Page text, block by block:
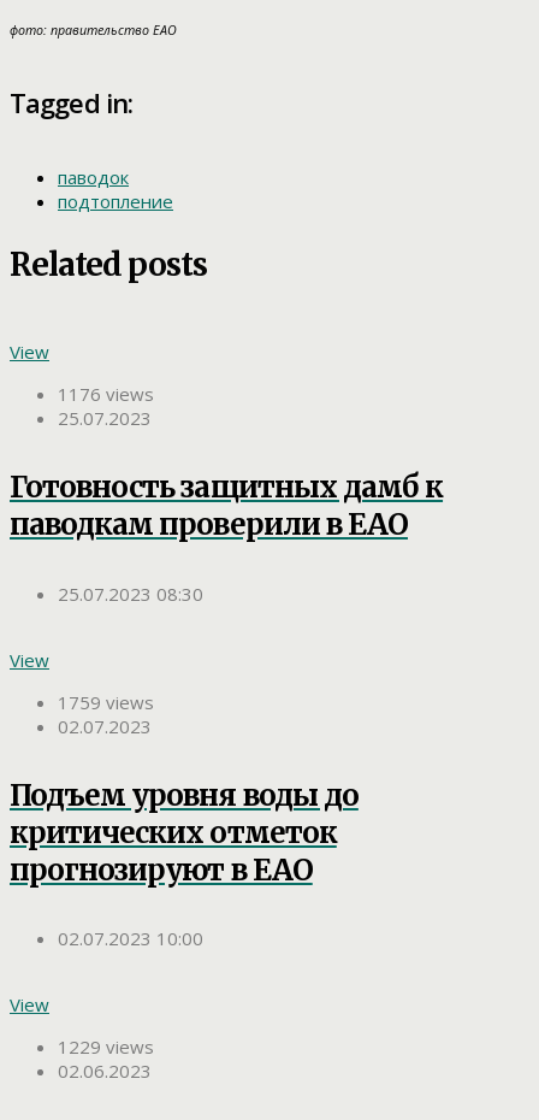
фото: правительство ЕАО
Tagged in:
паводок
подтопление
Related posts
View
1176 views
25.07.2023
Готовность защитных дамб к
паводкам проверили в ЕАО
25.07.2023 08:30
View
1759 views
02.07.2023
Подъем уровня воды до
критических отметок
прогнозируют в ЕАО
02.07.2023 10:00
View
1229 views
02.06.2023